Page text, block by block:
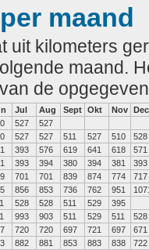
maand
uit kilometers
maand.
de
Jul Aug Sept Okt Nov Dec
527
527
527 527 511 527 510
528
393 576 619 641 618
571
393 394 380 394 381
393
701 701 839 874 774
717
856 853 736 762 951
528 528 511 529
395
993 903 511 529 511
528
720 720 697 721 697
671
882 881 853 883 838
722